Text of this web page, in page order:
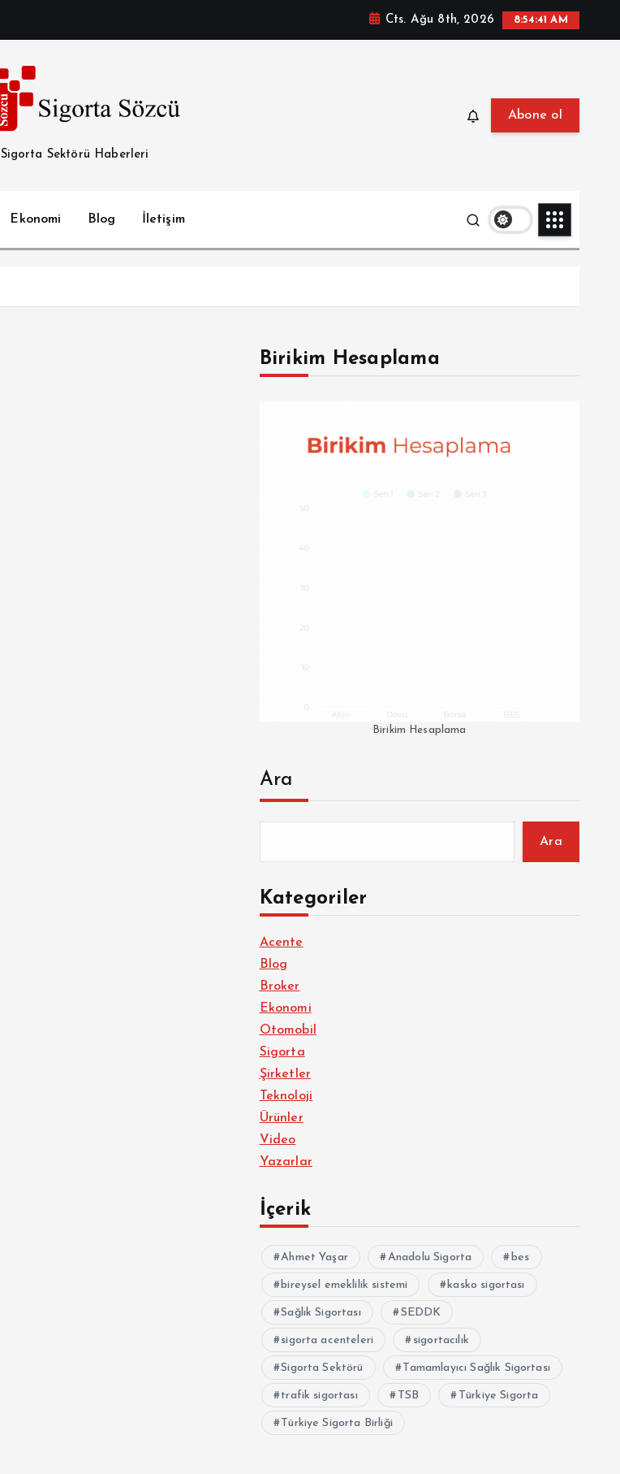
Cts. Ağu 8th, 2026 8:54:42 AM
Sigorta Sektörü Haberleri
Abone ol
Ekonomi Blog İletişim
Birikim Hesaplama
Birikim Hesaplama
Ara
Ara
Kategoriler
Acente
Blog
Broker
Ekonomi
Otomobil
Sigorta
Şirketler
Teknoloji
Ürünler
Video
Yazarlar
İçerik
Ahmet Yaşar Anadolu Sigorta bes
bireysel emeklilik sistemi kasko sigortası
Sağlık Sigortası SEDDK
sigorta acenteleri sigortacılık
Sigorta Sektörü Tamamlayıcı Sağlık Sigortası
trafik sigortası TSB Türkiye Sigorta
Türkiye Sigorta Birliği